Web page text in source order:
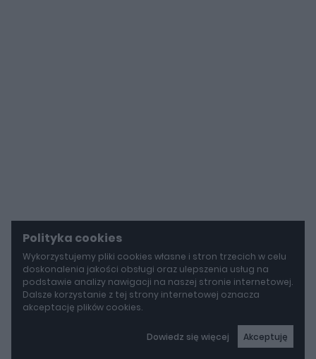
Polityka cookies
Wykorzystujemy pliki cookies własne i stron trzecich w celu
doskonalenia jakości obsługi oraz ulepszenia usług na
podstawie analizy nawigacji na naszej stronie internetowej.
Dalsze korzystanie z tej strony internetowej oznacza
akceptację plików cookies.
Dowiedz się więcej Akceptuję